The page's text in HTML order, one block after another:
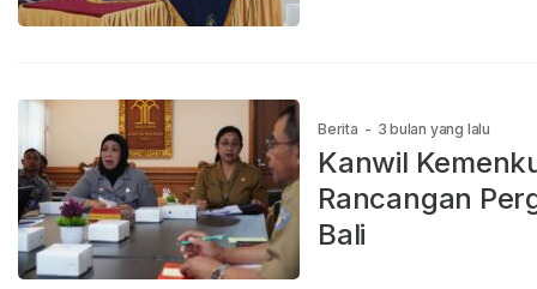
Berita - 3 bulan yang lalu
Kanwil
Rancangan
Bali